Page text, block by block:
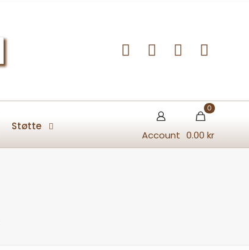
Støtte
Account
0
0.00 kr